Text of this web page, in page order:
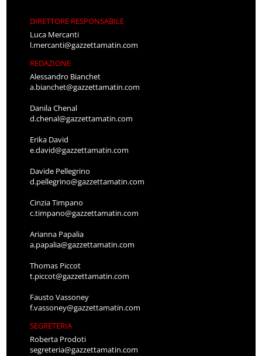
DIRETTORE RESPONSABILE
Luca Mercanti
l.mercanti@gazzettamatin.com
REDAZIONE
Alessandro Bianchet
a.bianchet@gazzettamatin.com
Danila Chenal
d.chenal@gazzettamatin.com
Erika David
e.david@gazzettamatin.com
Davide Pellegrino
d.pellegrino@gazzettamatin.com
Cinzia Timpano
c.timpano@gazzettamatin.com
Arianna Papalia
a.papalia@gazzettamatin.com
Thomas Piccot
t.piccot@gazzettamatin.com
Fausto Vassoney
f.vassoney@gazzettamatin.com
SEGRETERIA
Roberta Prodoti
segreteria@gazzettamatin.com